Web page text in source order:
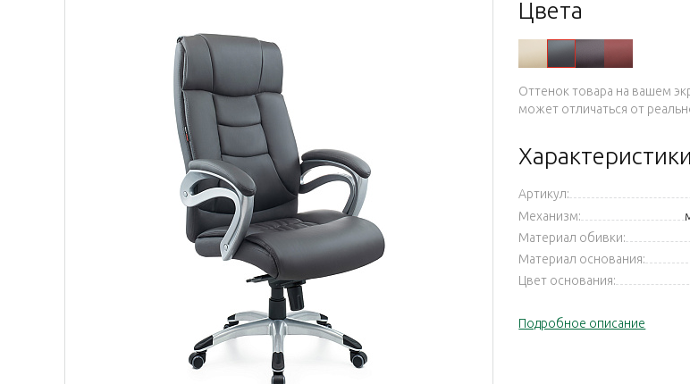
Цвета
обивка бежевый, 2108Н
обивка черный, 2108Н
пластик обивка шоколад, 2108Н
пластик обивка бордовый, 2108Н
Оттенок товара на вашем
может отличаться от
Характеристики
Артикул:
Механизм:
Материал обивки:
Материал основания:
Цвет основания:
Подробное описание